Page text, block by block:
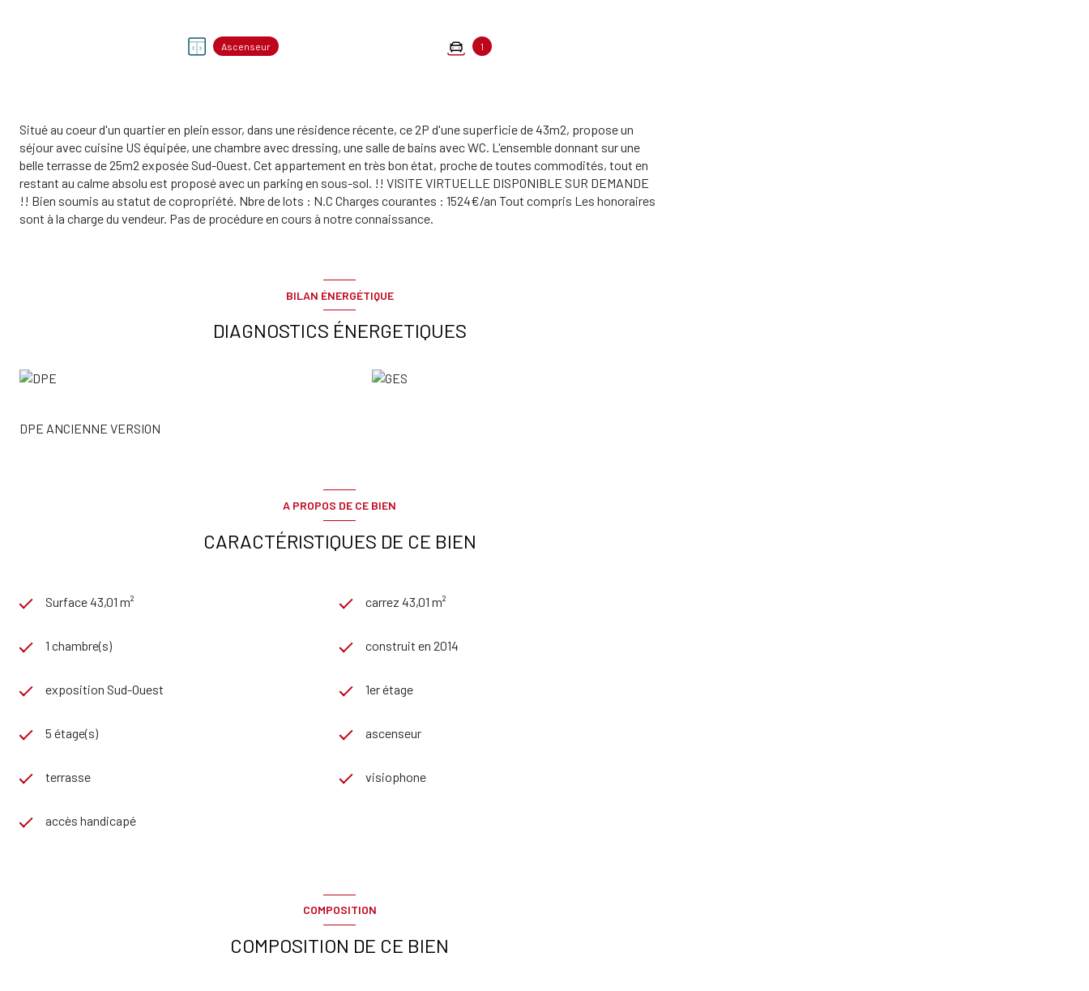
Ascenseur 1
Situé au coeur d'un quartier en plein essor, dans une résidence récente, ce 2P d'une superficie de 43m2, propose un
séjour avec cuisine US équipée, une chambre avec dressing, une salle de bains avec WC. L'ensemble donnant sur une
belle terrasse de 25m2 exposée Sud-Ouest. Cet appartement en très bon état, proche de toutes commodités, tout en
restant au calme absolu est proposé avec un parking en sous-sol. !! VISITE VIRTUELLE DISPONIBLE SUR DEMANDE
!! Bien soumis au statut de copropriété. Nbre de lots : N.C Charges courantes : 1524€/an Tout compris Les honoraires
sont à la charge du vendeur. Pas de procédure en cours à notre connaissance.
BILAN ÉNERGÉTIQUE
DIAGNOSTICS ÉNERGETIQUES
DPE ANCIENNE VERSION
A PROPOS DE CE BIEN
CARACTÉRISTIQUES DE CE BIEN
Surface 43,01 m² carrez 43,01 m²
1 chambre(s) construit en 2014
exposition Sud-Ouest 1er étage
5 étage(s) ascenseur
terrasse visiophone
accès handicapé
COMPOSITION
COMPOSITION DE CE BIEN